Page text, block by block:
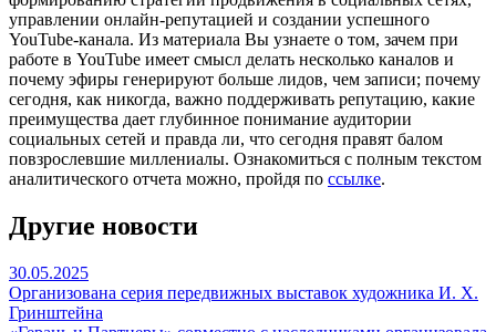
управлении онлайн-репутацией и создании успешного
YouTube-канала. Из материала Вы узнаете о том, зачем при
работе в YouTube имеет смысл делать несколько каналов и
почему эфиры генерируют больше лидов, чем записи; почему
сегодня, как никогда, важно поддерживать репутацию, какие
преимущества дает глубинное понимание аудитории
социальных сетей и правда ли, что сегодня правят балом
повзрослевшие миллениалы. Ознакомиться с полным текстом
аналитического отчета можно, пройдя по ссылке.
Другие новости
30.05.2025
Организована серия передвижных выставок художника И. Х.
Гринштейна